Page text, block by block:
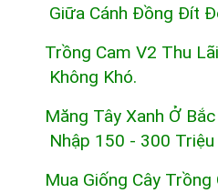
Giữa Cánh Đồng Đít
Trồng Cam V2 Thu
Không Khó.
Măng Tây Xanh Ở
Nhập 150 - 300
Mua Giống Cây